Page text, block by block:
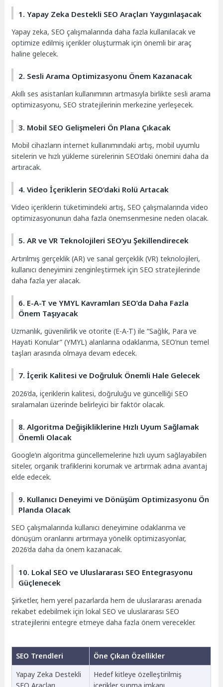
1. Yapay Zeka Destekli SEO Araçları Yaygınlaşacak
Yapay zeka, SEO çalışmalarında daha fazla kullanılacak ve
optimize edilmiş içerikler oluşturmak için önemli bir araç
haline gelecek.
2. Sesli Arama Optimizasyonu Önem Kazanacak
Akıllı ses asistanları kullanımının artmasıyla birlikte sesli arama
optimizasyonu, SEO stratejilerinin merkezine yerleşecek.
3. Mobil SEO Gelişmeleri Ön Plana Çıkacak
Mobil cihazların internet kullanımındaki artış, mobil uyumlu
sitelerin ve hızlı yükleme sürelerinin SEO’daki önemini daha da
artıracak.
4. Video İçeriklerin SEO’daki Rolü Artacak
Video içeriklerin tüketimindeki artış, SEO çalışmalarında video
optimizasyonunun daha fazla önemsenmesine neden olacak.
5. AR ve VR Teknolojileri SEO’yu Şekillendirecek
Artırılmış gerçeklik (AR) ve sanal gerçeklik (VR) teknolojileri,
kullanıcı deneyimini zenginleştirmek için SEO stratejilerinde
daha fazla yer alacak.
6. E-A-T ve YMYL Kavramları SEO’da Daha Fazla
Önem Taşıyacak
Uzmanlık, güvenilirlik ve otorite (E-A-T) ile “Sağlık, Para ve
Hayati Konular” (YMYL) alanlarına odaklanma, SEO’nun temel
taşları arasında olmaya devam edecek.
7. İçerik Kalitesi ve Doğruluk Önemli Hale Gelecek
2026’da, içeriklerin kalitesi, doğruluğu ve güncelliği SEO
sıralamaları üzerinde belirleyici bir faktör olacak.
8. Algoritma Değişikliklerine Hızlı Uyum Sağlamak
Önemli Olacak
Google’ın algoritma güncellemelerine hızlı uyum sağlayabilen
siteler, organik trafiklerini korumak ve artırmak adına avantaj
elde edecek.
9. Kullanıcı Deneyimi ve Dönüşüm Optimizasyonu Ön
Planda Olacak
SEO çalışmalarında kullanıcı deneyimine odaklanma ve
dönüşüm oranlarını artırmaya yönelik optimizasyonlar,
2026’da daha da önem kazanacak.
10. Lokal SEO ve Uluslararası SEO Entegrasyonu
Güçlenecek
Şirketler, hem yerel pazarlarda hem de uluslararası arenada
rekabet edebilmek için lokal SEO ve uluslararası SEO
stratejilerini entegre etmeye daha fazla önem verecekler.
SEO Trendleri
Öne Çıkan Özellikler
Yapay Zeka Destekli
Hedef kitleye özelleştirilmiş